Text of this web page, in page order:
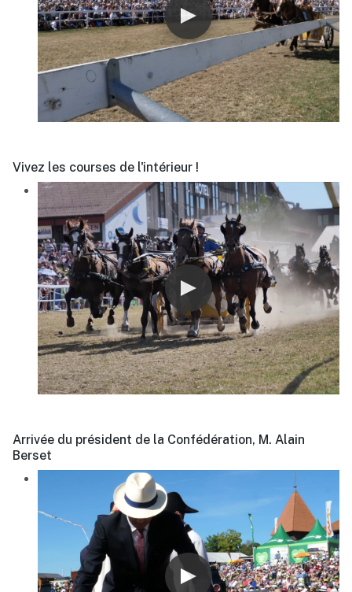
Vivez les courses de l'intérieur !
Arrivée du président de la Confédération, M. Alain
Berset